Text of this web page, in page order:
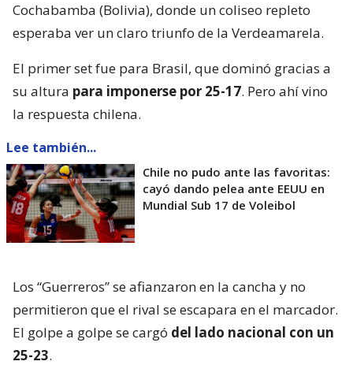
Cochabamba (Bolivia), donde un coliseo repleto
esperaba ver un claro triunfo de la Verdeamarela.
El primer set fue para Brasil, que dominó gracias a
su altura para imponerse por 25-17. Pero ahí vino
la respuesta chilena.
Lee también...
Chile no pudo ante las favoritas:
cayó dando pelea ante EEUU en
Mundial Sub 17 de Voleibol
Los “Guerreros” se afianzaron en la cancha y no
permitieron que el rival se escapara en el marcador.
El golpe a golpe se cargó del lado nacional con un
25-23.